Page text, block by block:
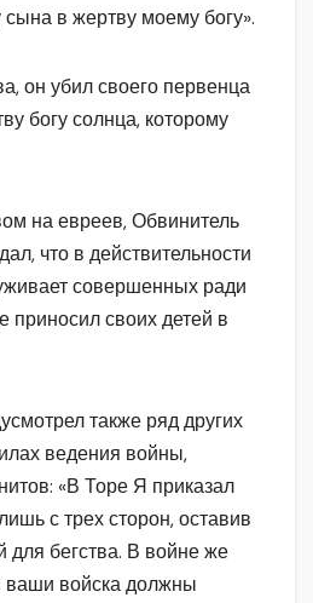
в жертву моему богу».
он убил своего первенца
богу солнца, которому
на евреев, Обвинитель
что в действительности
совершенных ради
приносил своих детей в
также ряд других
ведения войны,
«В Торе Я приказал
с трех сторон, оставив
для бегства. В войне же
ваши войска должны